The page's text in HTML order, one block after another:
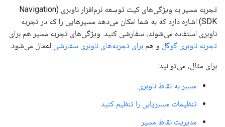
تجربه مسیر به ویژگی‌های کیت توسعه نرم‌افزار ناوبری (Navigation
SDK) اشاره دارد که به شما امکان می‌دهد مسیرهایی را که در تجربه
ناوبری استفاده می‌شوند، سفارشی کنید. ویژگی‌های تجربه مسیر هم برای
تجربه ناوبری گوگل و هم برای تجربه‌های ناوبری سفارشی اعمال می‌شود.
برای مثال، می‌توانید:
مسیر به نقاط ناوبری
تنظیمات مسیریابی را تنظیم کنید
مدیریت نقاط مسیر